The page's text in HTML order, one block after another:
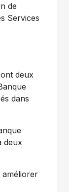
de
Services
deux
dans
deux
améliorer